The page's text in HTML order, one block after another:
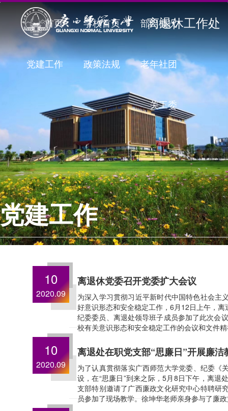
离退休工作处
首页 学校首页 部门概况
党建工作 政策法规 老年社团
关工委
党建工作
10
2020.09
离退休党委召开党委扩大会议
为深入学习贯彻习近平新时代中国特色社会主
好意识形态和安全稳定工作，6月12日上午，
纪委委员、离退处领导班子成员参加了此次会
校有关意识形态和安全稳定工作的会议和文件
10
2020.09
离退处在职党支部“思廉日”开展廉
为了认真贯彻落实广西师范大学党委、纪委《
设，在“思廉日”到来之际，5月8日下午，离
支部特别邀请了广西廉政文化研究中心特聘研
员参加了现场教学。徐坤华老师亲身参与了廉